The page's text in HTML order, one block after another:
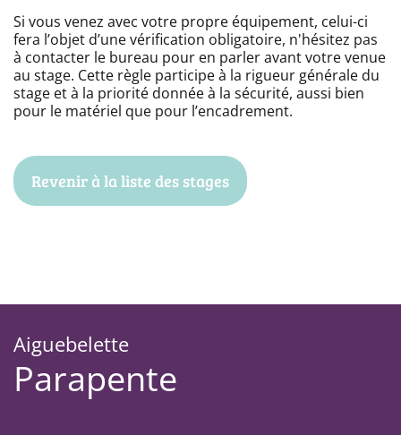
Si vous venez avec votre propre équipement, celui-ci
fera l’objet d’une vérification obligatoire, n'hésitez pas
à contacter le bureau pour en parler avant votre venue
au stage. Cette règle participe à la rigueur générale du
stage et à la priorité donnée à la sécurité, aussi bien
pour le matériel que pour l’encadrement.
Revenir à la liste des stages
Aiguebelette
Parapente